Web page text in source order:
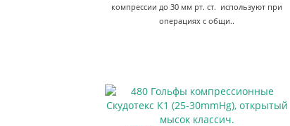
компрессии до 30 мм рт. ст. используют при
операциях с общи..